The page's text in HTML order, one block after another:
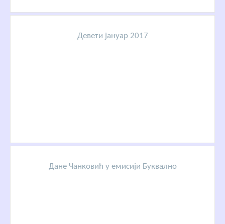
Девети јануар 2017
Дане Чанковић у емисији Буквално